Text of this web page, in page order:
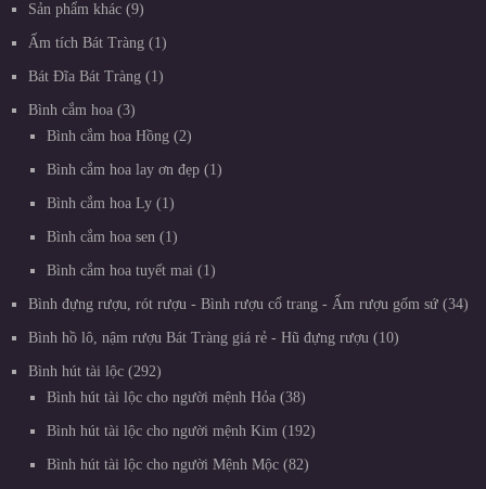
Sản phẩm khác 9
Ấm tích Bát Tràng 1
Bát Đĩa Bát Tràng 1
Bình cắm hoa
3
Bình cắm hoa Hồng
2
Bình cắm hoa lay ơn đẹp 1
Bình cắm hoa Ly 1
Bình cắm hoa sen 1
Bình cắm hoa tuyết mai 1
Bình đựng rượu, rót rượu - Bình rượu cổ trang - Ấm rượu gốm sứ 34
Bình hồ lô, nậm rượu Bát Tràng giá rẻ - Hũ đựng rượu 10
Bình hút tài lộc
292
Bình hút tài lộc cho người mệnh Hỏa
38
Bình hút tài lộc cho người mệnh Kim 192
Bình hút tài lộc cho người Mệnh Mộc 82